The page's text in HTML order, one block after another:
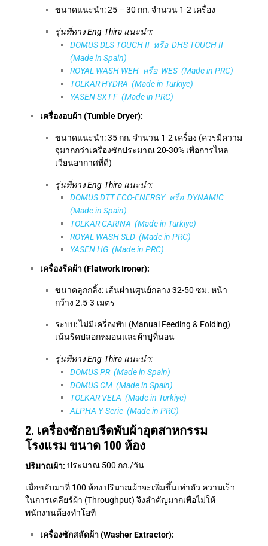
จุมากกว่าเครื่องซักประมาณ 20-30% เพื่อการไหล
เวียนอากาศที่ดี)
รุ่นที่ทาง Eng-Thira แนะนำ:
DOMUS DTT ECO-ENERGY หรือ DYNAMIC
(Made in Spain)
ROYAL WASH SLD (Made in PRC)
YASEN HG (Made in PRC)
เครื่องรีดผ้า (Flatwork Ironer):
กว้าง 2.5-3 เมตร
ระบบ: ไม่มีเครื่องพับ (Manual Feeding & Folding)
เน้นรีดปลอกหมอนและผ้าปูที่นอน
รุ่นที่ทาง Eng-Thira แนะนำ:
DOMUS PR (Made in Spain)
DOMUS CM (Made in Spain)
TOLKAR VELA (Made in Turkiye)
ALPHA Y-Serie (Made in PRC)
เครื่องซักอบรีดพับผ้าอุตสาหกรรม
โรงแรม ขนาด 100 ห้อง
เมื่อขยับมาที่ 100 ห้อง ปริมาณผ้าจะเพิ่มขึ้นเท่าตัว ความเร็ว
ในการเคลียร์ผ้า (Throughput) จึงสำคัญมากเพื่อไม่ให้
พนักงานต้องทำโอที
เครื่องซักสลัดผ้า (Washer Extractor):
ขนาดแนะนำ: 45 – 55 กก. จำนวน 1 เครื่อง และ 25
ประเภท)
รุ่นที่ทาง Eng-Thira แนะนำ:
DOMUS DLS TOUCH II หรือ DHS TOUCH II
(Made in Spain)
TOLKAR HYDRA (Made in Turkiye)